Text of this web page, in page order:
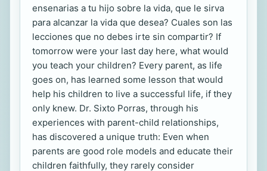
ensenarias a tu hijo sobre la vida, que le sirva
para alcanzar la vida que desea? Cuales son las
lecciones que no debes irte sin compartir? If
tomorrow were your last day here, what would
you teach your children? Every parent, as life
goes on, has learned some lesson that would
help his children to live a successful life, if they
only knew. Dr. Sixto Porras, through his
experiences with parent-child relationships,
has discovered a unique truth: Even when
parents are good role models and educate their
children faithfully, they rarely consider